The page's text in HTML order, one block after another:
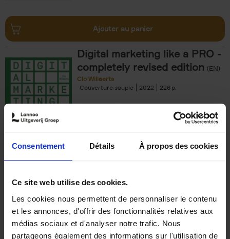
Consentement Détails À propos des cookies
Ce site web utilise des cookies.
Les cookies nous permettent de personnaliser le contenu
et les annonces, d'offrir des fonctionnalités relatives aux
médias sociaux et d'analyser notre trafic. Nous
partageons également des informations sur l'utilisation de
Ajouter au panier
Digital marketing like a PRO -
completely revised edition (EN)
Clo Willaerts
Couverture souple
2022 226
€35,50
The Offer You Can't
Refuse
Steven Van Belleghem
Couverture souple
2020 256